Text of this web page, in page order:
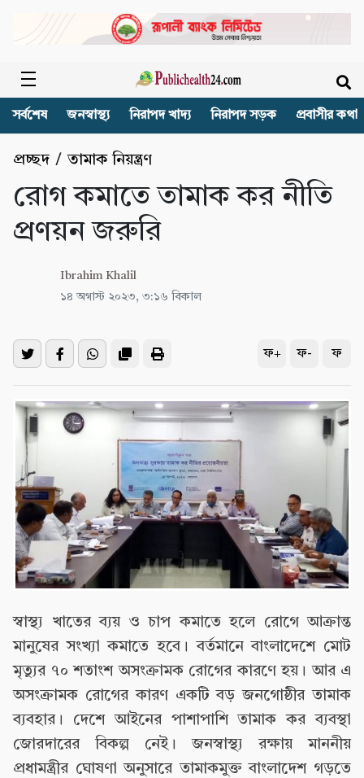
সর্বশেষ জনস্বাস্থ্য নিরাপদ খাদ্য নিরাপদ সড়ক প্রবাসীর কথা
প্রচ্ছদ /তামাক নিয়ন্ত্রণ
রোগ কমাতে তামাক কর নীতি
প্রণয়ন জরুরি
Ibrahim Khalil
১৪ অগাস্ট ২০২৩, ৩:১৬ বিকাল
ফ+ ফ- ফ
স্বাস্থ্য খাতের ব্যয় ও চাপ কমাতে হলে রোগে আক্রান্ত
মানুষের সংখ্যা কমাতে হবে। বর্তমানে বাংলাদেশে মোট
মৃত্যুর ৭০ শতাংশ অসংক্রামক রোগের কারণে হয়। আর এ
অসংক্রামক রোগের কারণ একটি বড় জনগোষ্ঠীর তামাক
ব্যবহার। দেশে আইনের পাশাপাশি তামাক কর ব্যবস্থা
জোরদারের বিকল্প নেই। জনস্বাস্থ্য রক্ষায় মাননীয়
প্রধামন্ত্রীর ঘোষণা অনুসারে তামাকমুক্ত বাংলাদেশ গড়তে